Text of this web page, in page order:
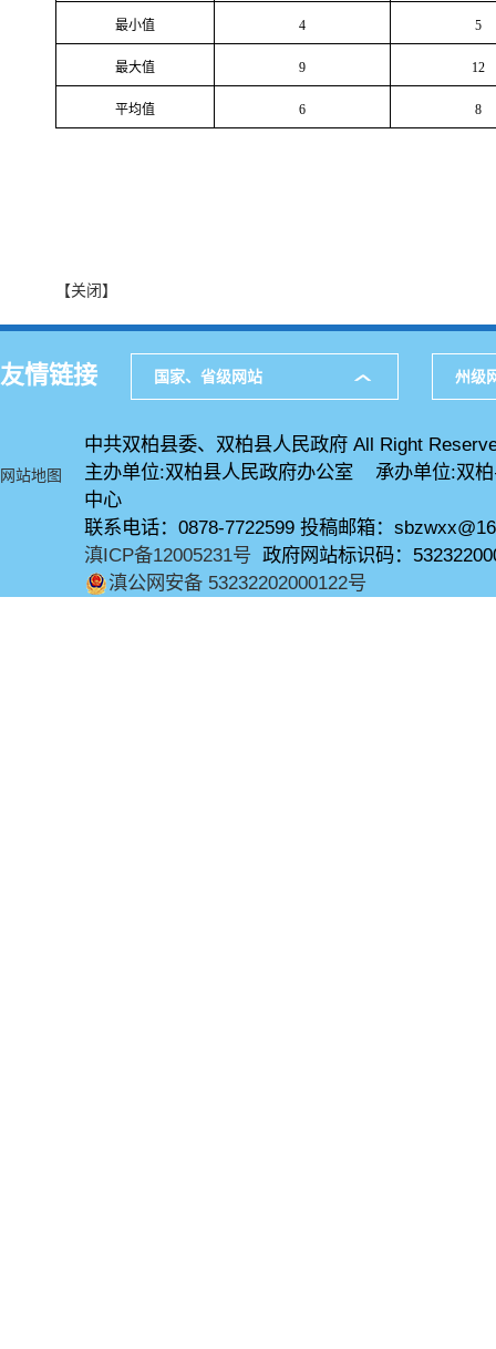
最小值 4 5
最大值 9 12
平均值 6 8
【关闭】
友情链接 国家、省级网站 州级
网站地图
中共双柏县委、双柏县人民政府 All Right
主办单位:双柏县人民政府办公室 承办单位:双
中心
联系电话：0878-7722599 投稿邮箱：
滇ICP备12005231号 政府网站标识码：
滇公网安备 53232202000122号